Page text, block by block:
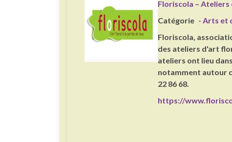
Floriscola – Ateliers
Catégorie - Arts et
Floriscola,
des ateliers d'art
ateliers ont lieu
notamment autour
22 86 68.
https://